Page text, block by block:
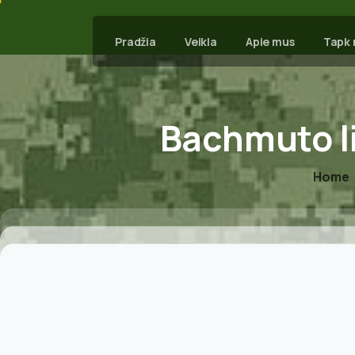
Pradžia Veikla Apie mus Tapk
Bachmuto
Home